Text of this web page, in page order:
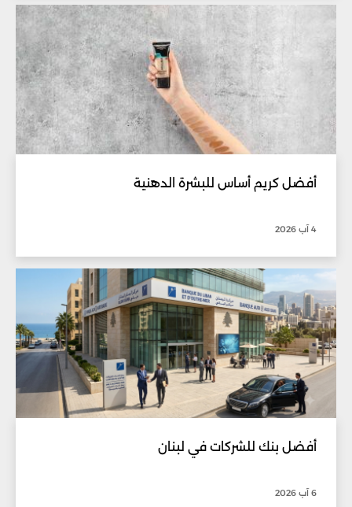
أفضل كريم أساس للبشرة الدهنية
4 آب 2026
أفضل بنك للشركات في لبنان
6 آب 2026